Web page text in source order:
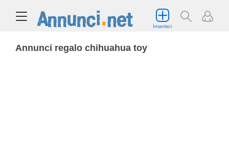
Inserisci
Annunci regalo chihuahua toy